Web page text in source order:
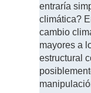
entraría
climática?
cambio
mayores a
estructural